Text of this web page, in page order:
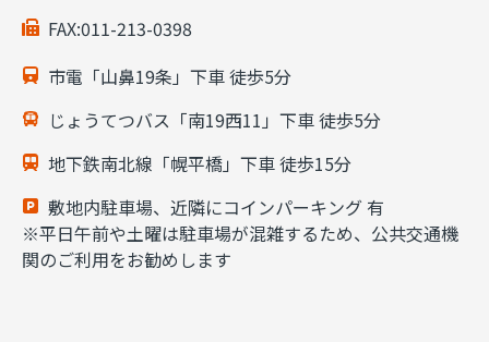
FAX:011-213-0398
市電「山鼻19条」下車 徒歩5分
じょうてつバス「南19西11」下車 徒歩5分
地下鉄南北線「幌平橋」下車 徒歩15分
敷地内駐車場、近隣にコインパーキング 有
※平日午前や土曜は駐車場が混雑するため、公共交通機
関のご利用をお勧めします